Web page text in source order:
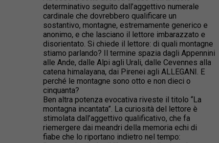
determinativo seguito dall’aggettivo numerale
cardinale che dovrebbero qualificare un
sostantivo, montagne, estremamente generico e
anonimo, e che lasciano il lettore imbarazzato e
disorientato. Si chiede il lettore: di quali montagne
stiamo parlando? Il termine spazia dagli Appennini
alle Ande, dalle Alpi agli Urali, dalle Cevennes alla
catena himalayana, dai Pirenei agli ALLEGANI. E
perché le montagne sono otto e non dieci o
cinquanta?
Ben altra potenza evocativa riveste il titolo “La
montagna incantata”. La curiosità del lettore è
stimolata dall’aggettivo qualificativo, che fa
riemergere dai meandri della memoria echi di
fiabe che lo riportano indietro nel tempo: